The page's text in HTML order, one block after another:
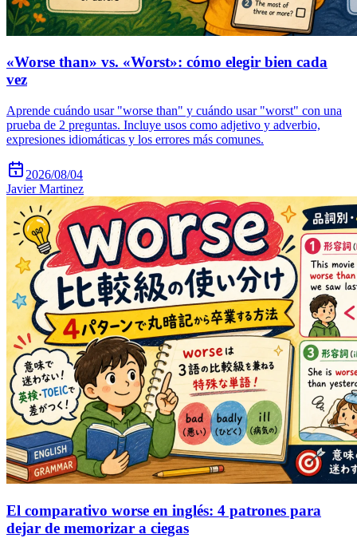
«Worse than» vs. «Worst»: cómo elegir bien cada
vez
Aprende cuándo usar "worse than" y cuándo usar "worst" con una
prueba de 2 preguntas. Incluye usos como adjetivo y adverbio,
expresiones idiomáticas y los errores más comunes.
2026/08/04
Javier Martinez
El comparativo worse en inglés: 4 patrones para
dejar de memorizar a ciegas